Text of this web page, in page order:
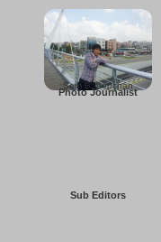
Photo Journalist
Som B. Lopchan
Sub Editors